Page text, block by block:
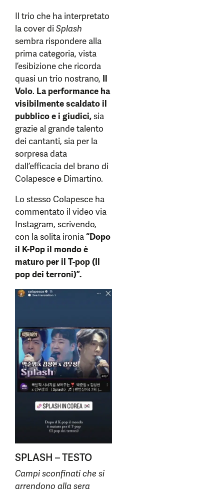
Il trio che ha interpretato
la cover diSplash
sembra rispondere alla
prima categoria, vista
l’esibizione che ricorda
quasi un trio nostrano, Il
Volo. La performance ha
visibilmente scaldato il
pubblico e i giudici,sia
grazie al grande talento
dei cantanti, sia per la
sorpresa data
dall’efficacia del brano di
Colapesce e Dimartino.
Lo stesso Colapesce ha
commentato il video via
Instagram, scrivendo,
con la solita ironia“Dopo
il K-Pop il mondo è
maturo per il T-pop (Il
pop dei terroni)”.
SPLASH – TESTO
Campi sconfinati che si
arrendono alla sera